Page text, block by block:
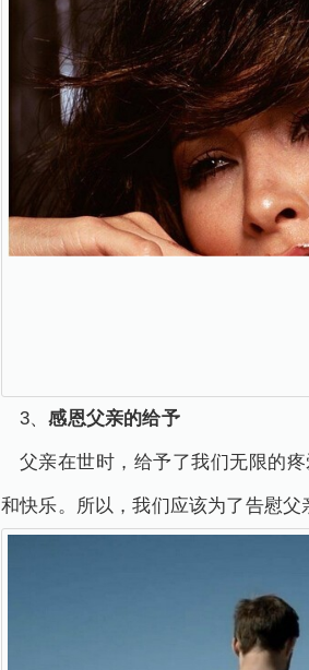
3、感恩父亲的给予
父亲在世时，给予了我们无限的
和快乐。所以，我们应该为了告慰父